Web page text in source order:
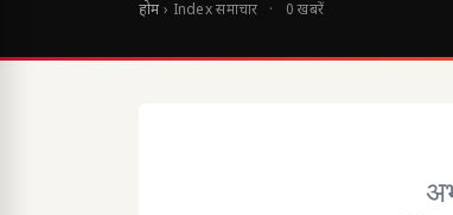
होम› Index समाचार · 0 खबरें